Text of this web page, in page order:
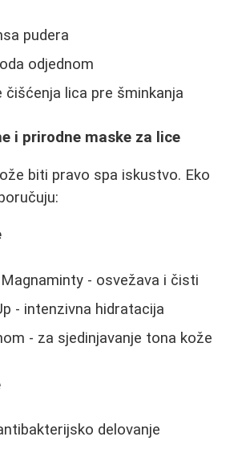
pudera
odjednom
čišćenja lica pre šminkanja
i prirodne maske za lice
biti pravo spa iskustvo. Eko
- osvežava i čisti
- intenzivna hidratacija
- za sjedinjavanje tona kože
delovanje